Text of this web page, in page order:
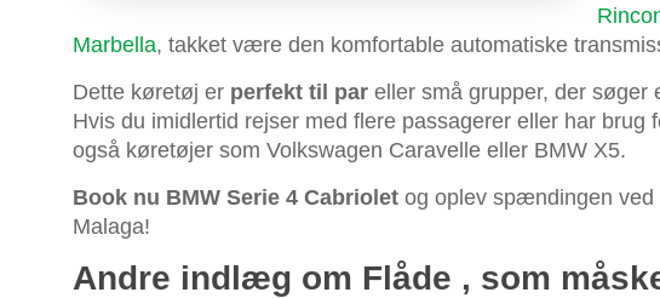
Marbella, takket være den komfortable automatiske
Dette køretøj er perfekt til par eller små grupper, der søger
Hvis du imidlertid rejser med flere passagerer eller har brug
også køretøjer som Volkswagen Caravelle eller BMW X5.
Book nu BMW Serie 4 Cabriolet og oplev spændingen ved
Malaga!
Andre indlæg om Flåde , som